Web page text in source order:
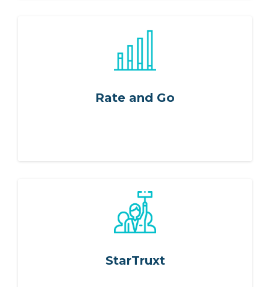
Rate and Go
StarTruxt